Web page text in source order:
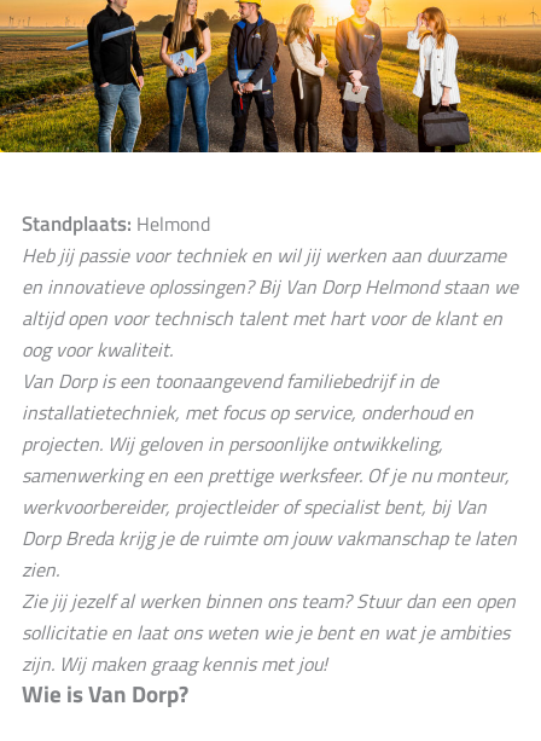
Standplaats: Helmond
Heb jij passie voor techniek en wil jij werken aan duurzame
en innovatieve oplossingen? Bij Van Dorp Helmond staan we
altijd open voor technisch talent met hart voor de klant en
oog voor kwaliteit.
Van Dorp is een toonaangevend familiebedrijf in de
installatietechniek, met focus op service, onderhoud en
projecten. Wij geloven in persoonlijke ontwikkeling,
samenwerking en een prettige werksfeer. Of je nu monteur,
werkvoorbereider, projectleider of specialist bent, bij Van
Dorp Breda krijg je de ruimte om jouw vakmanschap te laten
zien.
Zie jij jezelf al werken binnen ons team? Stuur dan een open
sollicitatie en laat ons weten wie je bent en wat je ambities
zijn. Wij maken graag kennis met jou!
Wie is Van Dorp?